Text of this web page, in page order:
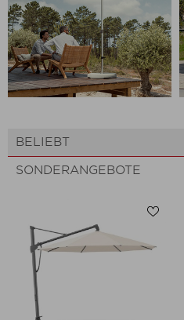
BELIEBT
SONDERANGEBOTE